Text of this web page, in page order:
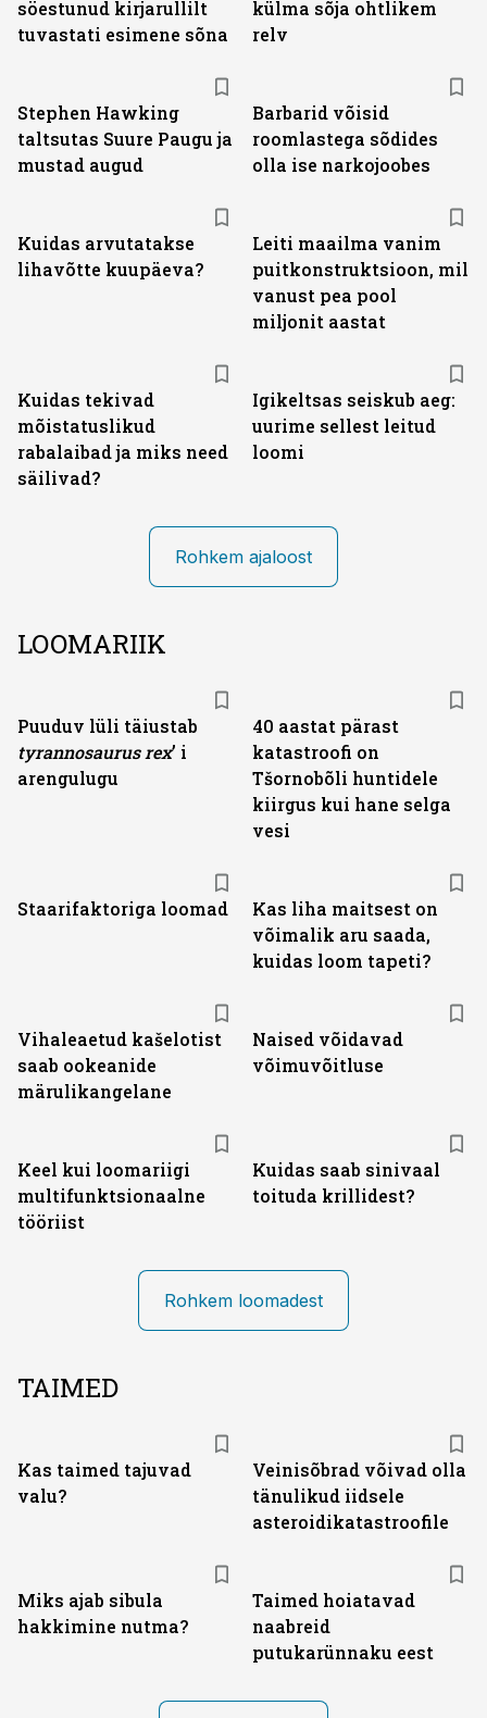
söestunud kirjarullilt
tuvastati esimene sõna
külma sõja ohtlikem
relv
Stephen Hawking
taltsutas Suure Paugu ja
mustad augud
Barbarid võisid
roomlastega sõdides
olla ise narkojoobes
Kuidas arvutatakse
lihavõtte kuupäeva?
Leiti maailma vanim
puitkonstruktsioon, mil
vanust pea pool
miljonit aastat
Kuidas tekivad
mõistatuslikud
rabalaibad ja miks need
säilivad?
Igikeltsas seiskub aeg:
uurime sellest leitud
loomi
Rohkem ajaloost
LOOMARIIK
Puuduv lüli täiustab
tyranno­saurus rex’ i
arengulugu
40 aastat pärast
katastroofi on
Tšornobõli huntidele
kiirgus kui hane selga
vesi
Staarifaktoriga loomad
Kas liha maitsest on
võimalik aru saada,
kuidas loom tapeti?
Vihaleaetud kašelotist
saab ookeanide
märulikangelane
Naised võidavad
võimuvõitluse
Keel kui loomariigi
multifunktsionaalne
tööriist
Kuidas saab sinivaal
toituda krillidest?
Rohkem loomadest
TAIMED
Kas taimed tajuvad
valu?
Veinisõbrad võivad olla
tänulikud iidsele
asteroidikatastroofile
Miks ajab sibula
hakkimine nutma?
Taimed hoiatavad
naabreid
putukarünnaku eest